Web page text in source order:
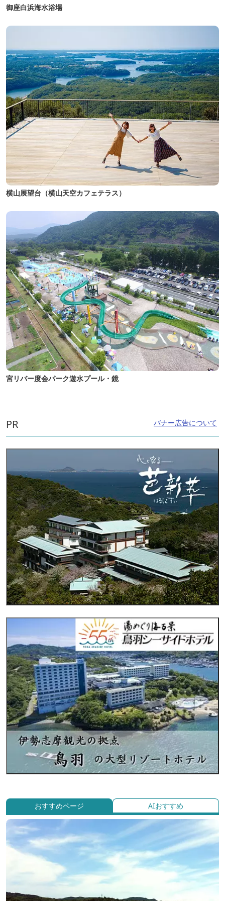
御座白浜海水浴場
横山展望台（横山天空カフェテラス）
宮リバー度会パーク遊水プール・鏡
PR バナー広告について
おすすめページ AIおすすめ